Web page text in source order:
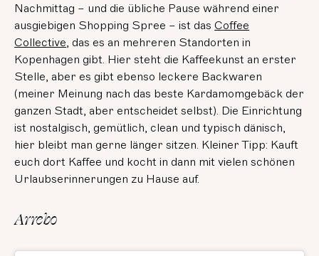
Nachmittag – und die übliche Pause während einer
ausgiebigen Shopping Spree – ist dasCoffee
Collective, das es an mehreren Standorten in
Kopenhagen gibt. Hier steht die Kaffeekunst an erster
Stelle, aber es gibt ebenso leckere Backwaren
(meiner Meinung nach das beste Kardamomgebäck der
ganzen Stadt, aber entscheidet selbst). Die Einrichtung
ist nostalgisch, gemütlich, clean und typisch dänisch,
hier bleibt man gerne länger sitzen. Kleiner Tipp: Kauft
euch dort Kaffee und kocht in dann mit vielen schönen
Urlaubserinnerungen zu Hause auf.
Arrebo